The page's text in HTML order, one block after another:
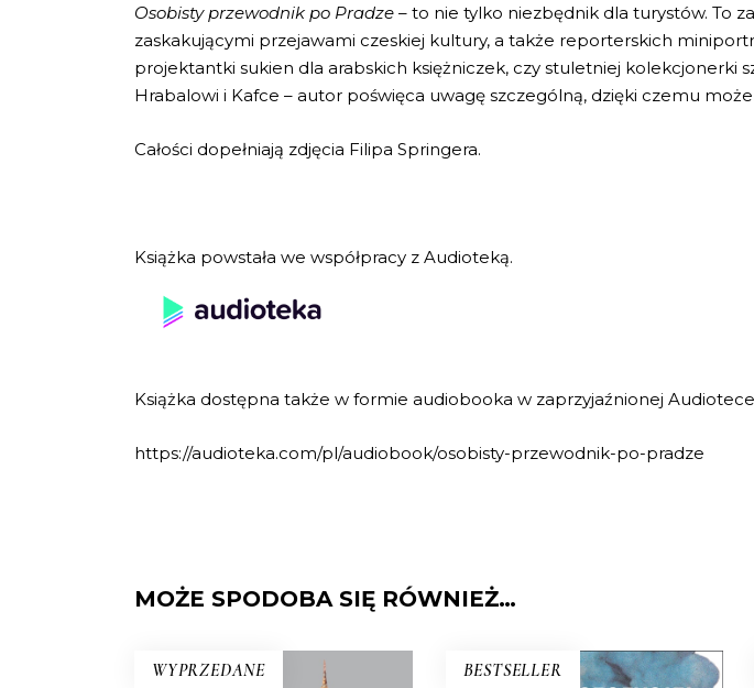
Osobisty przewodnik po Pradze – to nie tylko niezbędnik dla turystów. To
zaskakującymi przejawami czeskiej kultury, a także reporterskich
projektantki sukien dla arabskich księżniczek, czy stuletniej kolekcjonerki
Hrabalowi i Kafce – autor poświęca uwagę szczególną, dzięki czemu
Całości dopełniają zdjęcia Filipa Springera.
Książka powstała we współpracy z Audioteką.
Książka dostępna także w formie audiobooka w zaprzyjaźnionej
https://audioteka.com/pl/audiobook/osobisty-przewodnik-po-pradze
MOŻE SPODOBA SIĘ RÓWNIEŻ…
WYPRZEDANE BESTSELLERFAKTY MUSZĄ